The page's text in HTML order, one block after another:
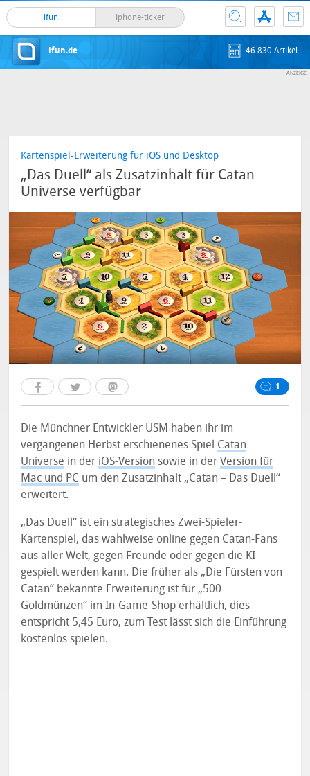
ifun iphone-ticker
ifun.de 46 830 Artikel
Kartenspiel-Erweiterung für iOS und Desktop
„Das Duell“ als Zusatzinhalt für Catan
Universe verfügbar
1
Die Münchner Entwickler USM haben ihr im
vergangenen Herbst erschienenes Spiel Catan
Universe in der iOS-Version sowie in derVersion für
Mac und PC um den Zusatzinhalt „Catan – Das Duell“
erweitert.
„Das Duell“ ist ein strategisches Zwei-Spieler-
Kartenspiel, das wahlweise online gegen Catan-Fans
aus aller Welt, gegen Freunde oder gegen die KI
gespielt werden kann. Die früher als „Die Fürsten von
Catan“ bekannte Erweiterung ist für „500
Goldmünzen“ im In-Game-Shop erhältlich, dies
entspricht 5,45 Euro, zum Test lässt sich die Einführung
kostenlos spielen.